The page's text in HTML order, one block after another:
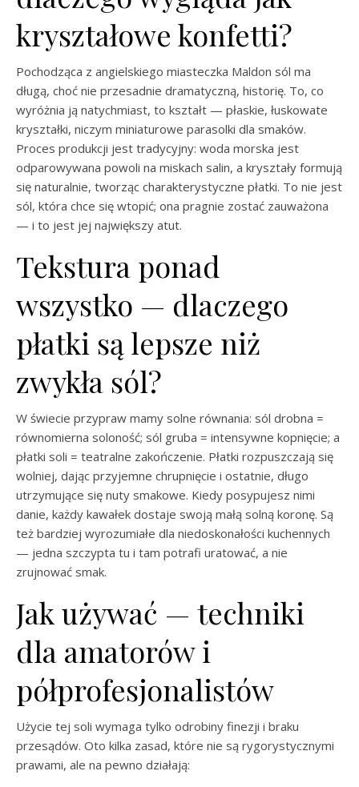
kryształowe konfetti?
Pochodząca z angielskiego miasteczka Maldon sól ma
długą, choć nie przesadnie dramatyczną, historię. To, co
wyróżnia ją natychmiast, to kształt — płaskie, łuskowate
kryształki, niczym miniaturowe parasolki dla smaków.
Proces produkcji jest tradycyjny: woda morska jest
odparowywana powoli na miskach salin, a kryształy formują
się naturalnie, tworząc charakterystyczne płatki. To nie jest
sól, która chce się wtopić; ona pragnie zostać zauważona
— i to jest jej największy atut.
Tekstura ponad
wszystko — dlaczego
płatki są lepsze niż
zwykła sól?
W świecie przypraw mamy solne równania: sól drobna =
równomierna soloność; sól gruba = intensywne kopnięcie; a
płatki soli = teatralne zakończenie. Płatki rozpuszczają się
wolniej, dając przyjemne chrupnięcie i ostatnie, długo
utrzymujące się nuty smakowe. Kiedy posypujesz nimi
danie, każdy kawałek dostaje swoją małą solną koronę. Są
też bardziej wyrozumiałe dla niedoskonałości kuchennych
— jedna szczypta tu i tam potrafi uratować, a nie
zrujnować smak.
Jak używać — techniki
dla amatorów i
półprofesjonalistów
Użycie tej soli wymaga tylko odrobiny finezji i braku
przesądów. Oto kilka zasad, które nie są rygorystycznymi
prawami, ale na pewno działają: